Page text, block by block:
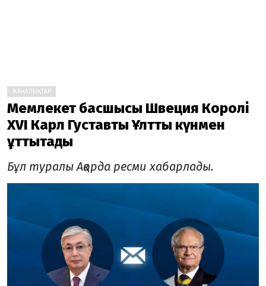
ЖАҢАЛЫҚТАР
Мемлекет басшысы Швеция Королі
XVI Карл Густавты Ұлттық күнмен
құттықтады
Бұл туралы Ақорда ресми хабарлады.